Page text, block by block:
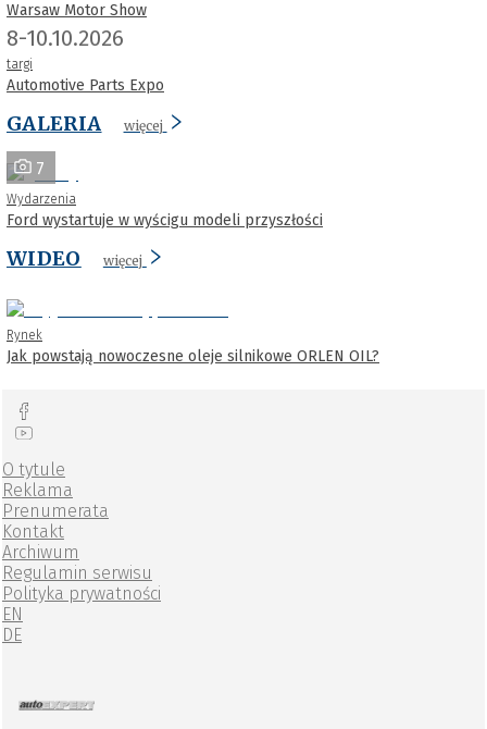
Warsaw Motor Show
8-10.10.2026
targi
Automotive Parts Expo
GALERIA więcej
7
Wydarzenia
Ford wystartuje w wyścigu modeli przyszłości
WIDEO więcej
Rynek
Jak powstają nowoczesne oleje silnikowe ORLEN OIL?
O tytule
Reklama
Prenumerata
Kontakt
Archiwum
Regulamin serwisu
Polityka prywatności
EN
DE